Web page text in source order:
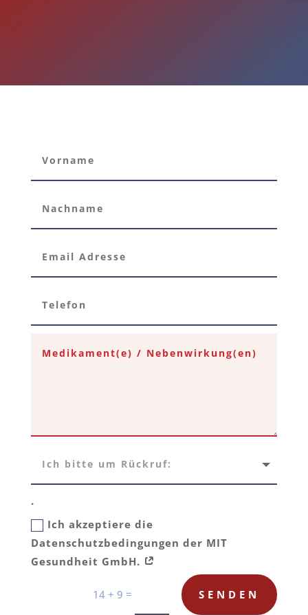
.
Ich akzeptiere die
Datenschutzbedingungen der MIT
Gesundheit GmbH.
14 + 9 = SENDEN